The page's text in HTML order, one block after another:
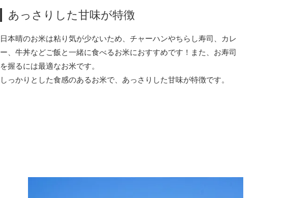
あっさりした甘味が特徴
日本晴のお米は粘り気が少ないため、チャーハンやちらし寿司、カレ
ー、牛丼などご飯と一緒に食べるお米におすすめです！また、お寿司
を握るには最適なお米です。
しっかりとした食感のあるお米で、あっさりした甘味が特徴です。